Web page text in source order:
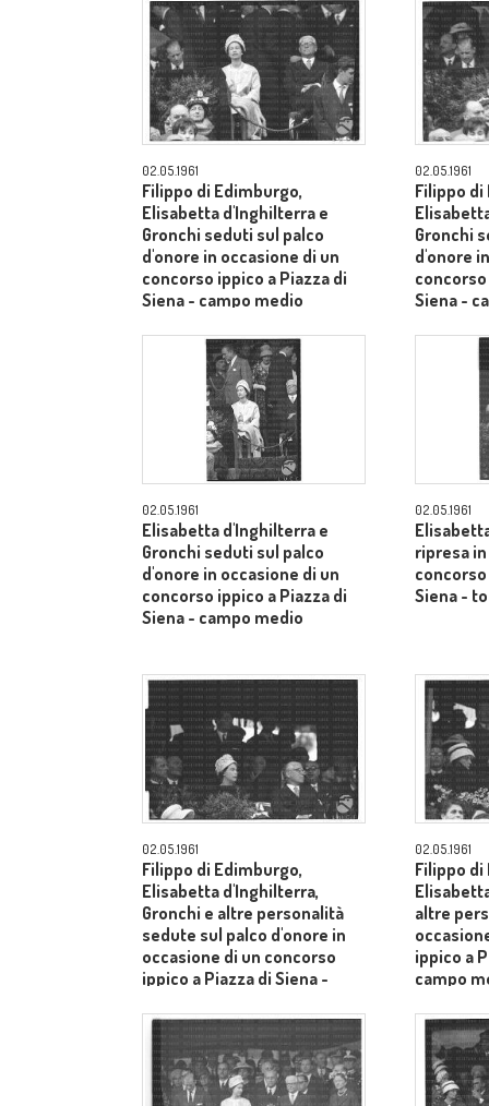
02.05.1961
Filippo di Edimburgo,
Elisabetta d'Inghilterra e
Gronchi seduti sul palco
d'onore in occasione di un
concorso ippico a Piazza di
Siena - campo medio
02.05.1961
Filippo di
Gronchi
d'onore
Siena -
02.05.1961
Elisabetta d'Inghilterra e
Gronchi seduti sul palco
d'onore in occasione di un
concorso ippico a Piazza di
Siena - campo medio
02.05.1961
ripresa
Siena -
02.05.1961
Filippo di Edimburgo,
Elisabetta d'Inghilterra,
Gronchi e altre personalità
sedute sul palco d'onore in
occasione di un concorso
ippico a Piazza di Siena -
02.05.1961
Filippo di
altre
ippico a
campo